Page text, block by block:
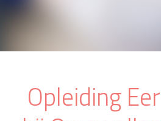
Opleiding